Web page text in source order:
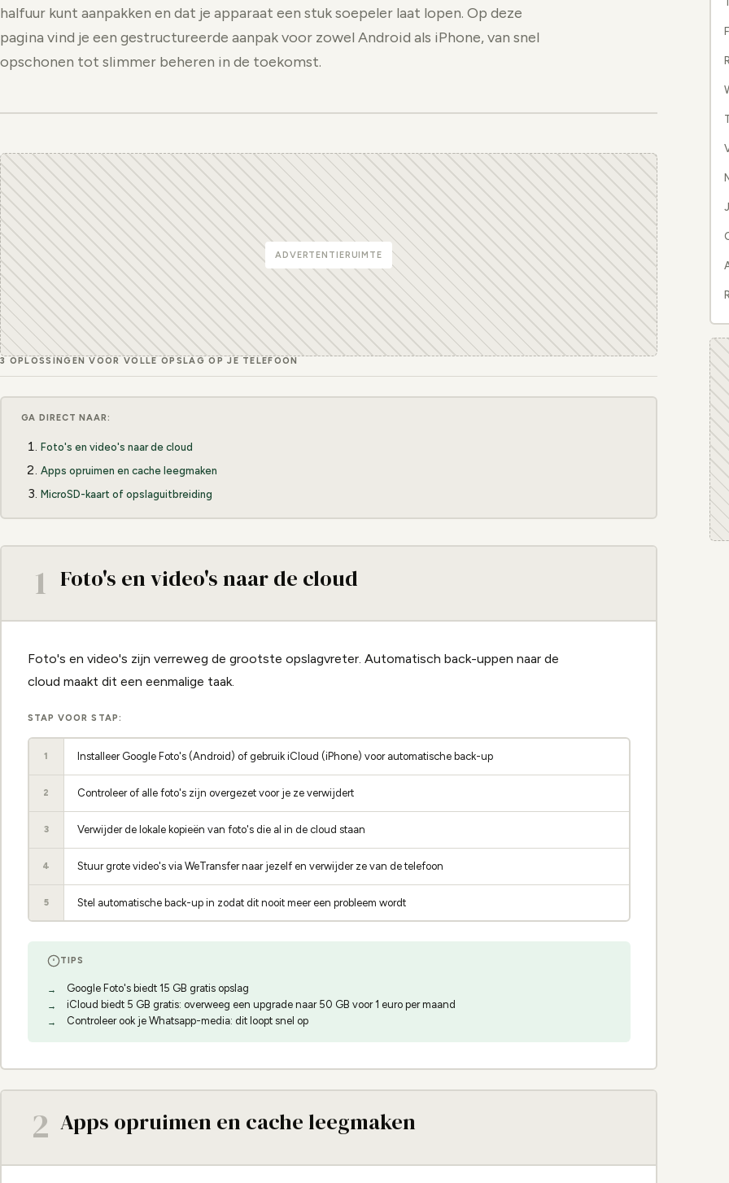
halfuur kunt aanpakken en dat je apparaat een stuk soepeler laat lopen. Op deze
pagina vind je een gestructureerde aanpak voor zowel Android als iPhone, van snel
opschonen tot slimmer beheren in de toekomst.
ADVERTENTIERUIMTE
3 OPLOSSINGEN VOOR VOLLE OPSLAG OP JE TELEFOON
GA DIRECT NAAR:
Foto's en video's naar de cloud
Apps opruimen en cache leegmaken
MicroSD-kaart of opslaguitbreiding
1 Foto's en video's naar de cloud
Foto's en video's zijn verreweg de grootste opslagvreter. Automatisch back-uppen naar de
cloud maakt dit een eenmalige taak.
STAP VOOR STAP:
1 Installeer Google Foto's (Android) of gebruik iCloud (iPhone) voor automatische back-up
2 Controleer of alle foto's zijn overgezet voor je ze verwijdert
3 Verwijder de lokale kopieën van foto's die al in de cloud staan
4 Stuur grote video's via WeTransfer naar jezelf en verwijder ze van de telefoon
5 Stel automatische back-up in zodat dit nooit meer een probleem wordt
TIPS
Google Foto's biedt 15 GB gratis opslag
iCloud biedt 5 GB gratis: overweeg een upgrade naar 50 GB voor 1 euro per maand
Controleer ook je Whatsapp-media: dit loopt snel op
2 Apps opruimen en cache leegmaken